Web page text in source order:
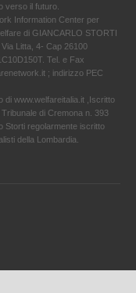
verso il futuro.
Information Center per
di GIANCARLO STORTI
Litta, 4- Cap 26100
Tel. e Fax
; indirizzo PEC
di www.welfareitalia.it ,Iscritto
di Cremona n. 393
Storti regolarmente iscritto
della Lombardia.